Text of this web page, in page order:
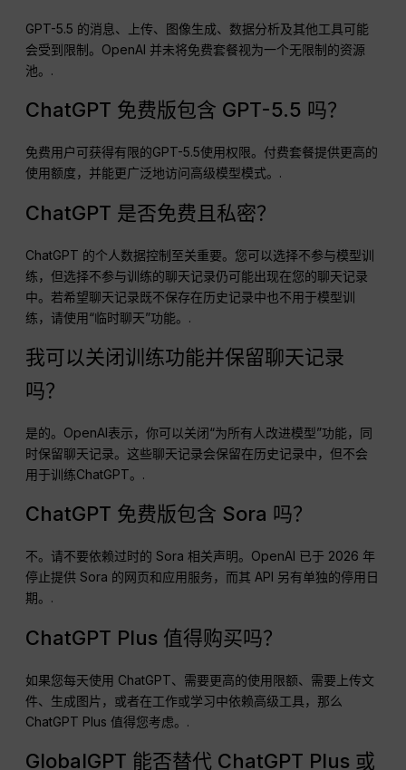
GPT-5.5 的消息、上传、图像生成、数据分析及其他工具可能
会受到限制。OpenAI 并未将免费套餐视为一个无限制的资源
池。.
ChatGPT 免费版包含 GPT-5.5 吗？
免费用户可获得有限的GPT-5.5使用权限。付费套餐提供更高的
使用额度，并能更广泛地访问高级模型模式。.
ChatGPT 是否免费且私密？
ChatGPT 的个人数据控制至关重要。您可以选择不参与模型训
练，但选择不参与训练的聊天记录仍可能出现在您的聊天记录
中。若希望聊天记录既不保存在历史记录中也不用于模型训
练，请使用“临时聊天”功能。.
我可以关闭训练功能并保留聊天记录
吗？
是的。OpenAI表示，你可以关闭“为所有人改进模型”功能，同
时保留聊天记录。这些聊天记录会保留在历史记录中，但不会
用于训练ChatGPT。.
ChatGPT 免费版包含 Sora 吗？
不。请不要依赖过时的 Sora 相关声明。OpenAI 已于 2026 年
停止提供 Sora 的网页和应用服务，而其 API 另有单独的停用日
期。.
ChatGPT Plus 值得购买吗？
如果您每天使用 ChatGPT、需要更高的使用限额、需要上传文
件、生成图片，或者在工作或学习中依赖高级工具，那么
ChatGPT Plus 值得您考虑。.
GlobalGPT 能否替代 ChatGPT Plus 或